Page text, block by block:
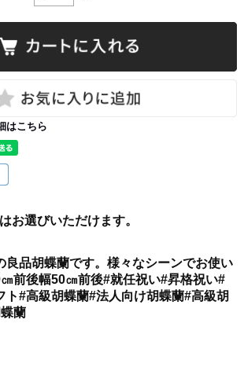
はこちら
お選びいただけます。
良品胡蝶蘭です。様々なシーンでお使い
前後幅50㎝前後#就任祝い#昇格祝い#
ト#高級胡蝶蘭#法人向け胡蝶蘭#高級胡
蘭